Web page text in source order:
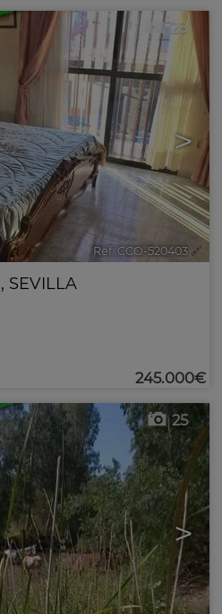
>
28
Ref. CCO-520403 🔗
, SEVILLA
245.000€
>
25